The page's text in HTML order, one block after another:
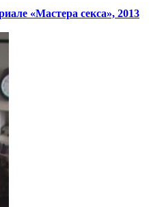
«Мастера секса», 2013